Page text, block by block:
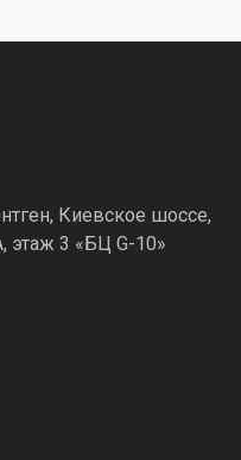
Киевское шоссе,
этаж 3 «БЦ G-10»